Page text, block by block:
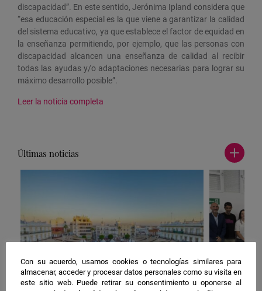
discapacidad”. En este sentido, Jerónima Ipland considera que
“esa educación especial es la que viene a garantizar la calidad
del sistema educativo, ya que establece el factor de equidad en
la enseñanza permitiendo, por ejemplo, que las personas con
discapacidad alcancen una enseñanza de calidad al recibir
todas las ayudas y/o adaptaciones necesarias para lograr su
máximo desarrollo posible”.
Leer la noticia completa
Últimas noticias
Ver
más
Con su acuerdo, usamos cookies o tecnologías similares para
almacenar, acceder y procesar datos personales como su visita en
este sitio web. Puede retirar su consentimiento u oponerse al